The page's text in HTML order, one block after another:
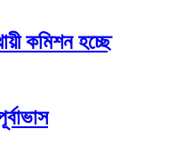
কমিশন হচ্ছে